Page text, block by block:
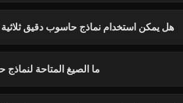
هل يمكن استخدام نماذج حاسوب دقيق ثلاثية
ما الصيغ المتاحة